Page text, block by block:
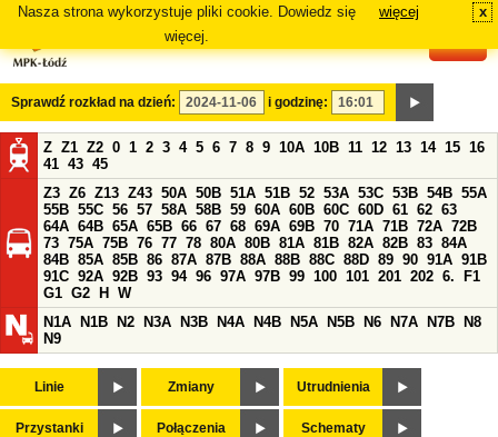
Nasza strona wykorzystuje pliki cookie. Dowiedz się
więcej.
więcej x
Sprawdź rozkład na dzień: i godzinę:
Z Z1 Z2 0 1 2 3 4 5 6 7 8 9 10A 10B 11 12 13 14 15 16
41 43 45
Z3 Z6 Z13 Z43 50A 50B 51A 51B 52 53A 53C 53B 54B 55A
55B 55C 56 57 58A 58B 59 60A 60B 60C 60D 61 62 63
64A 64B 65A 65B 66 67 68 69A 69B 70 71A 71B 72A 72B
73 75A 75B 76 77 78 80A 80B 81A 81B 82A 82B 83 84A
84B 85A 85B 86 87A 87B 88A 88B 88C 88D 89 90 91A 91B
91C 92A 92B 93 94 96 97A 97B 99 100 101 201 202 6.
F1
G1 G2 H
W
N1A
N1B N2 N3A N3B N4A N4B N5A N5B N6 N7A N7B
N8
N9
Linie Zmiany Utrudnienia
Przystanki Połączenia Schematy